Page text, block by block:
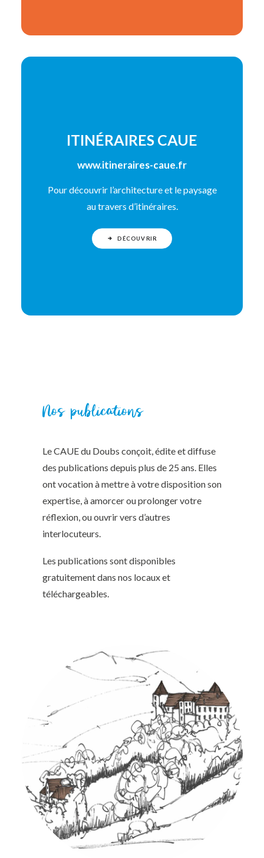
ITINÉRAIRES CAUE
www.itineraires-caue.fr
Pour découvrir l’architecture et le paysage
au travers d’itinéraires.
DÉCOUVRIR
Nos publications
Le CAUE du Doubs conçoit, édite et diffuse
des publications depuis plus de 25 ans. Elles
ont vocation à mettre à votre disposition son
expertise, à amorcer ou prolonger votre
réflexion, ou ouvrir vers d’autres
interlocuteurs.
Les publications sont disponibles
gratuitement dans nos locaux et
téléchargeables.